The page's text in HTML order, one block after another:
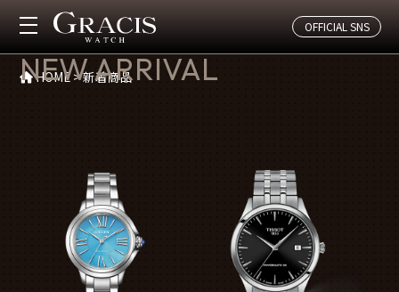
OFFICIAL SNS
新着商品
NEW ARRIVAL
HOME>新着商品